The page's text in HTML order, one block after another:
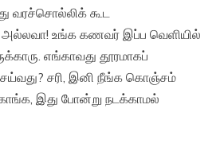
வரச்சொல்லிக் கூட
உங்க கணவர் இப்ப வெளியில்
எங்காவது தூரமாகப்
சரி, இனி நீங்க கொஞ்சம்
இது போன்று நடக்காமல்